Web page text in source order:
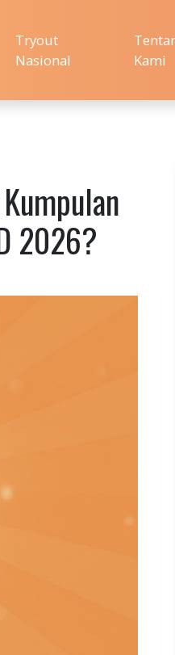
Tryout
Nasional
Kami
2026?